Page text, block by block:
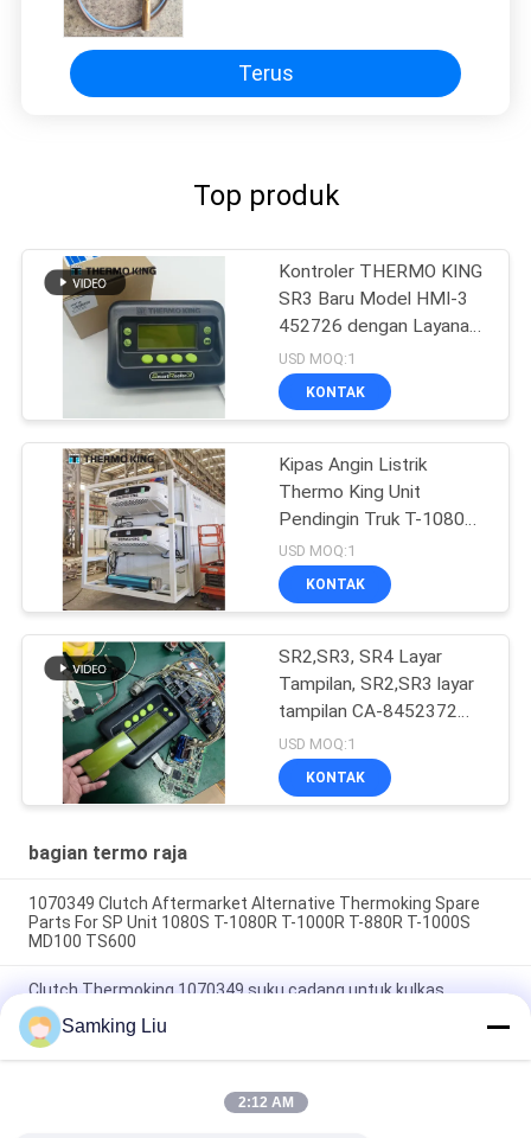
Terus
Top produk
Kontroler THERMO KING
SR3 Baru Model HMI-3
452726 dengan Layanan
Perbaikan untuk SR2 SR3
SR4
USD MOQ:1
KONTAK
Kipas Angin Listrik
Thermo King Unit
Pendingin Truk T-1080e
T-1280e
USD MOQ:1
KONTAK
SR2,SR3, SR4 Layar
Tampilan, SR2,SR3 layar
tampilan CA-8452372
Tipe Layar Hijau LCD
untuk THERMO KING
SB210 SB230 Suku
USD MOQ:1
KONTAK
bagian termo raja
1070349 Clutch Aftermarket Alternative Thermoking Spare
Parts For SP Unit 1080S T-1080R T-1000R T-880R T-1000S
MD100 TS600
Clutch Thermoking 1070349 suku cadang untuk kulkas
lakukan untuk SP Unit T-1080S T-1080R T-1000R T-880R T-
1000S MD100 TS600
menggunakan penutup yang sama, T-1000M/T-1000R/T-
1080Pro menggunakan penutup yang sama kami memasok
Samking Liu
2:12 AM